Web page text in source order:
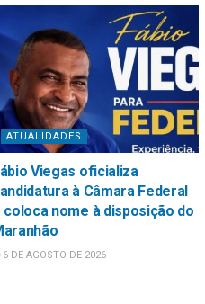
ATUALIDADES
Viegas oficializa
à Câmara Federal
coloca nome à disposição do
6 DE AGOSTO DE 2026